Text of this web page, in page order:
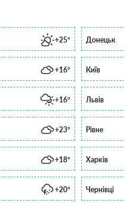
+25° Донецьк
+16° Київ
+16° Львів
+23° Рівне
+18° Харків
+20° Чернівці